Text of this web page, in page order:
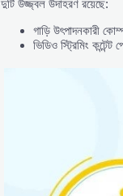
দুটি উজ্জ্বল উদাহরণ রয়েছে:
গাড়ি উৎপাদনকারী
ভিডিও স্ট্রিমিং